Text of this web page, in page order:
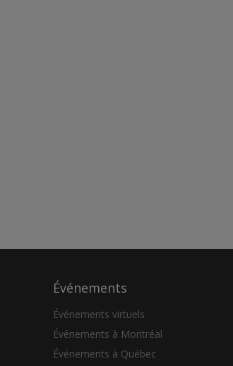
Événements
Événements virtuels
Événements à Montréal
Événements à Québec